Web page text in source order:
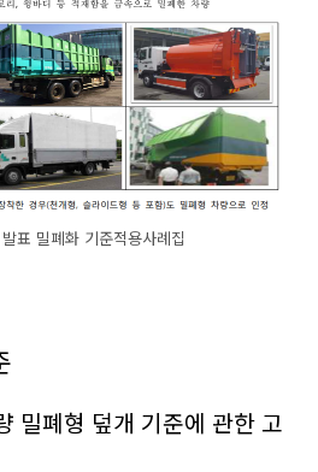
표 밀폐화 기준적용사례집
밀폐형 덮개 기준에 관한 고